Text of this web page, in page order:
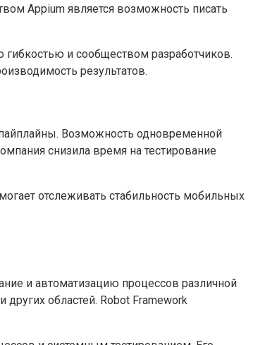
Appium является возможность писать
гибкостью и сообществом разработчиков.
результатов.
Возможность одновременной
снизила время на тестирование
отслеживать стабильность мобильных
и автоматизацию процессов различной
областей. Robot Framework